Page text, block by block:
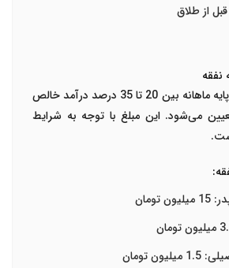
از طلاق
به طور معمول، نفقه پایه ماهانه بین 20 تا 35 درصد درآمد خالص
می‌شود. این مبلغ با توجه به شرایط
تومان